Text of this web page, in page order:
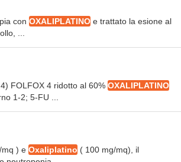
con OXALIPLATINO e trattato la esione al
...
FOLFOX 4 ridotto al 60% OXALIPLATINO
1-2; 5-FU ...
mq ) e Oxaliplatino ( 100 mg/mq), il